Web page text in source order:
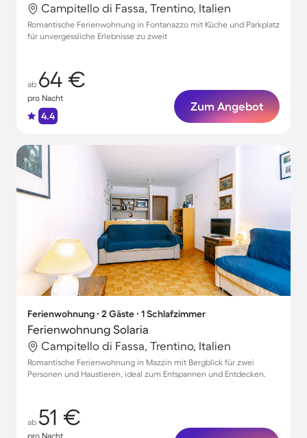
Campitello di Fassa, Trentino, Italien
Romantische Ferienwohnung in Fontanazzo mit Küche und Parkplatz
für unvergessliche Erlebnisse zu zweit
ab 64 €
pro Nacht
4.4
Zum Angebot
Ferienwohnung ∙ 2 Gäste ∙ 1 Schlafzimmer
Ferienwohnung Solaria
Campitello di Fassa, Trentino, Italien
Romantische Ferienwohnung in Mazzin mit Bergblick für zwei
Personen und Haustieren, ideal zum Entspannen und Entdecken.
ab 51 €
pro Nacht